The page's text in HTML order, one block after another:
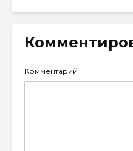
Комментарий